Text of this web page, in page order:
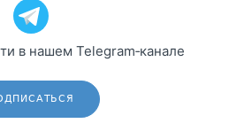
в нашем Telegram‑канале